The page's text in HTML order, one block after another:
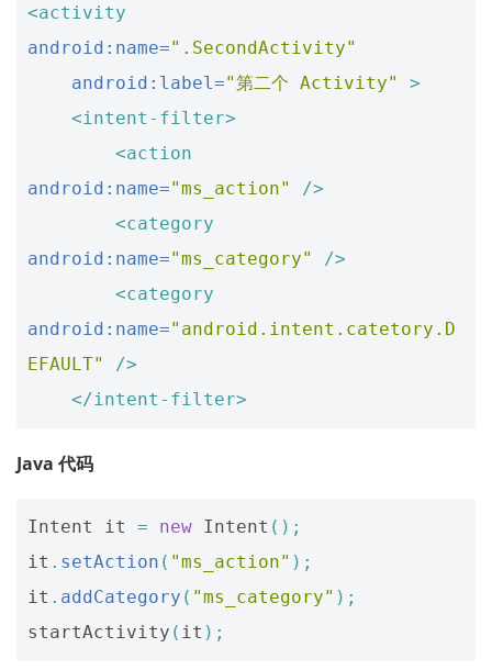
<activity
android:name=".SecondActivity"
android:label="第二个 Activity"
>
<intent-filter>
<action
android:name="ms_action"
/>
<category
android:name="ms_category"
/>
<category
android:name="android.intent.catetory.D
EFAULT"
/>
</intent-filter>
Java 代码
Intent it = new Intent ();
it . setAction ( "ms_action" );
it . addCategory ( "ms_category" );
startActivity ( it );